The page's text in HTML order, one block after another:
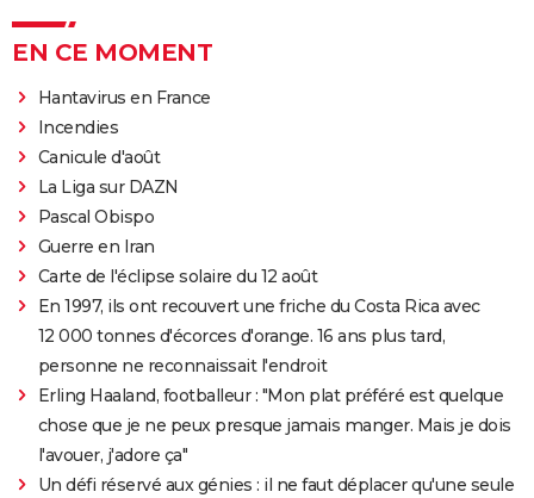
EN CE MOMENT
Hantavirus en France
Incendies
Canicule d'août
La Liga sur DAZN
Pascal Obispo
Guerre en Iran
Carte de l'éclipse solaire du 12 août
En 1997, ils ont recouvert une friche du Costa Rica avec
12 000 tonnes d'écorces d'orange. 16 ans plus tard,
personne ne reconnaissait l'endroit
Erling Haaland, footballeur : "Mon plat préféré est quelque
chose que je ne peux presque jamais manger. Mais je dois
l'avouer, j'adore ça"
Un défi réservé aux génies : il ne faut déplacer qu'une seule